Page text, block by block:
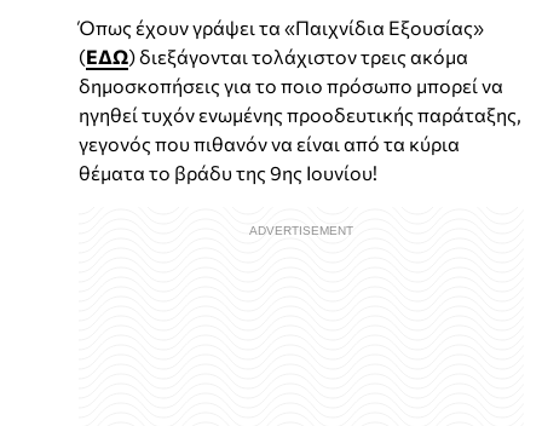
Όπως έχουν γράψει τα «Παιχνίδια Εξουσίας»
(ΕΔΩ) διεξάγονται τολάχιστον τρεις ακόμα
δημοσκοπήσεις για το ποιο πρόσωπο μπορεί να
ηγηθεί τυχόν ενωμένης προοδευτικής παράταξης,
γεγονός που πιθανόν να είναι από τα κύρια
θέματα το βράδυ της 9ης Ιουνίου!